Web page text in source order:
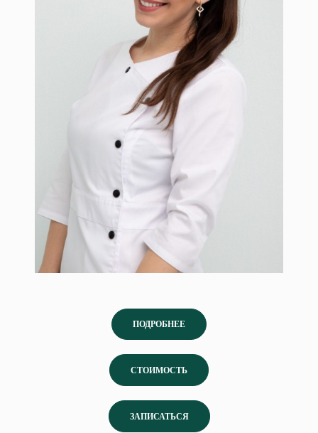
Шушанян Илона
Профессиональный косметолог с
медицинским образованием и мастер-
преподаватель перманентного макияжа.
ПОДРОБНЕЕ
СТОИМОСТЬ
ЗАПИСАТЬСЯ